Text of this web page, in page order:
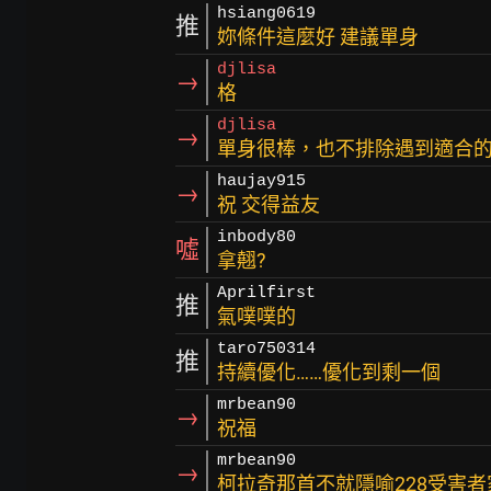
推 hsiang0619
妳條件這麼好 建議單身
→ djlisa
格
→ djlisa
單身很棒，也不排除遇到適合
→ haujay915
祝 交得益友
噓 inbody80
拿翹?
推 Aprilfirst
氣噗噗的
推 taro750314
持續優化……優化到剩一個
→ mrbean90
祝福
→ mrbean90
柯拉奇那首不就隱喻228受害